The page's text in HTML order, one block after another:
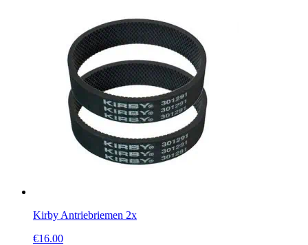
Kirby Antriebriemen 2x
€16.00